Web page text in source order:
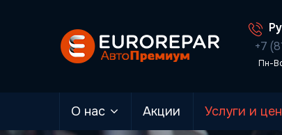
+7
Пн-
О нас Акции Услуги и